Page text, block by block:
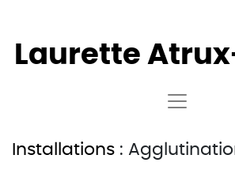
Laurette
Installations :